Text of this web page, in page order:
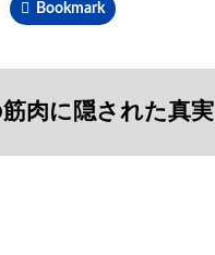
Bookmark
肉に隠された真実